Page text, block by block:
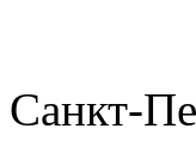
Санкт-